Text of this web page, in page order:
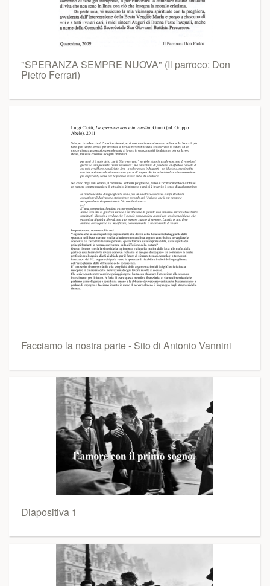
"SPERANZA SEMPRE NUOVA" (Il parroco: Don
Pietro Ferrari)
Facciamo la nostra parte - Sito di Antonio Vannini
Diapositiva 1